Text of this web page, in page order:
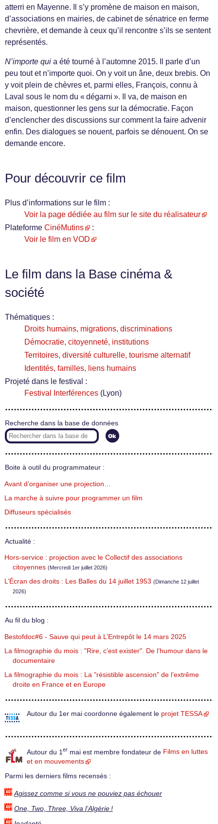
atterri en Mayenne. Il s’y promène de maison en maison,
d’associations en mairies, de cabinet de sénatrice en ferme
chevrière, et demande à ceux qu’il rencontre s’ils se sentent
représentés.
N’importe qui a été tourné à l’automne 2015. Il parle d’un
peu tout et n’importe quoi. On y voit un âne, deux brebis. On
y voit plein de chèvres et, parmi elles, François, connu à
Laval sous le nom du « dégarni ». Il va, de maison en
maison, questionner les gens sur la démocratie. Façon
d’enclencher des discussions sur comment la faire advenir
enfin. Des dialogues se nouent, parfois se dénouent. On se
demande encore.
Pour découvrir ce film
Plus d’informations sur le film :
Voir la page dédiée au film sur le site du réalisateur
Plateforme CinéMutins
:
Voir le film en VOD
Le film dans la Base cinéma &
société
Thématiques :
Droits humains, migrations, discriminations
Démocratie, citoyenneté, institutions
Territoires, diversité culturelle, tourisme alternatif
Identités, familles, liens humains
Projeté dans le festival :
Festival Interférences (Lyon)
Recherche dans la base de données
Boite à outil du programmateur :
Avant d’organiser une projection…
La marche à suivre pour programmer un film
Diffuseurs spécialisés
Actualité :
Hors-service : projection avec le Collectif des associations
citoyennes (Mercredi 1er juillet 2026)
L’Écran des droits : Les Balles du 14 juillet 1953 (Dimanche 12 juillet
2026)
Au fil du blog :
Bestofdoc#6 - Sauve qui peut à L’Entrepôt le 14 mars 2025
La filmographie du mois : "Rire, c’est exister". De l’humour dans le
documentaire
La filmographie du mois : La "résistible ascension" de l’extrême
droite en France et en Europe
Autour du 1er mai coordonne également le projet TESSA
Autour du 1 er mai est membre fondateur de Films en luttes
et en mouvements
Parmi les derniers films recensés :
Agissez comme si vous ne pouviez pas échouer
One, Two, Three, Viva l’Algérie !